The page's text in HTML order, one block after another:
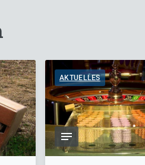
AKTUELLES